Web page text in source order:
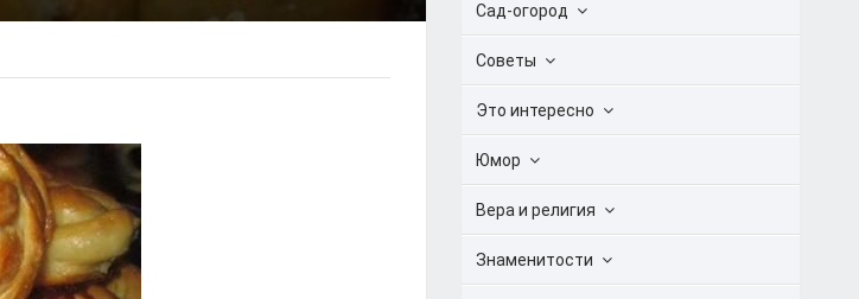
Сад-огород
Советы
Это интересно
Юмор
Вера и религия
Знаменитости